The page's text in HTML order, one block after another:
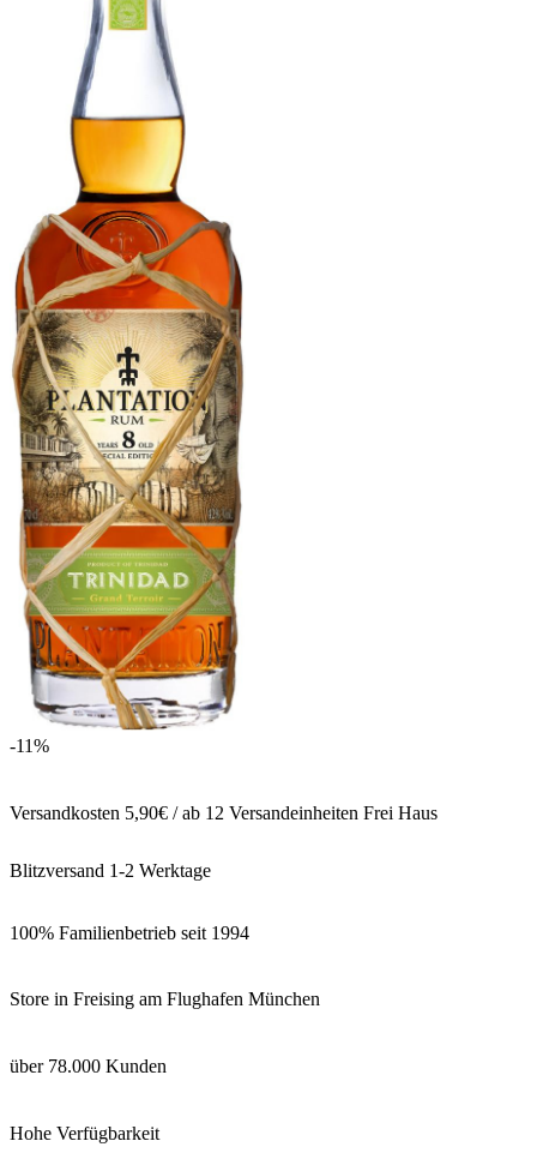
-11%
Versandkosten 5,90€ / ab 12 Versandeinheiten Frei Haus
Blitzversand 1-2 Werktage
100% Familienbetrieb seit 1994
Store in Freising am Flughafen München
über 78.000 Kunden
Hohe Verfügbarkeit